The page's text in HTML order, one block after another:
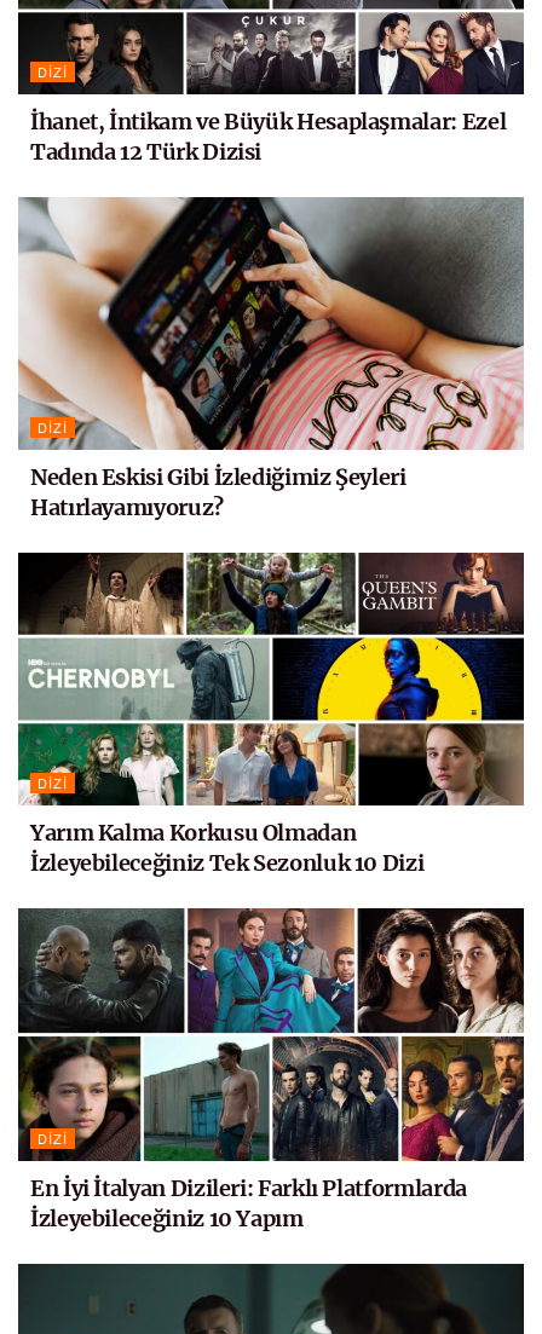
DIZI
İhanet, İntikam ve Büyük Hesaplaşmalar: Ezel
Tadında 12 Türk Dizisi
DIZI
Neden Eskisi Gibi İzlediğimiz Şeyleri
Hatırlayamıyoruz?
DIZI
Yarım Kalma Korkusu Olmadan
İzleyebileceğiniz Tek Sezonluk 10 Dizi
DIZI
En İyi İtalyan Dizileri: Farklı Platformlarda
İzleyebileceğiniz 10 Yapım